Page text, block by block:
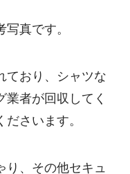
真です。
ており、シャツな
業者が回収してく
さいます。
り、その他セキュ